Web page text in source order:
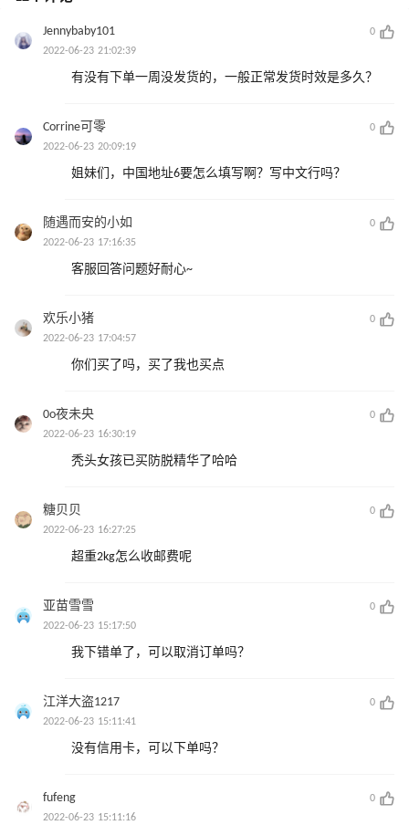
Jennybaby101
0
2022-06-23 21:02:39
有没有下单一周没发货的，一般正常发货时效是多久？
Corrine可零
0
2022-06-23 20:09:19
姐妹们，中国地址6要怎么填写啊？写中文行吗？
随遇而安的小如
0
2022-06-23 17:16:35
客服回答问题好耐心~
欢乐小猪
0
2022-06-23 17:04:57
你们买了吗，买了我也买点
0o夜未央
0
2022-06-23 16:30:19
秃头女孩已买防脱精华了哈哈
糖贝贝
0
2022-06-23 16:27:25
超重2kg怎么收邮费呢
亚苗雪雪
0
2022-06-23 15:17:50
我下错单了，可以取消订单吗？
江洋大盗1217
0
2022-06-23 15:11:41
没有信用卡，可以下单吗？
fufeng
0
2022-06-23 15:11:16